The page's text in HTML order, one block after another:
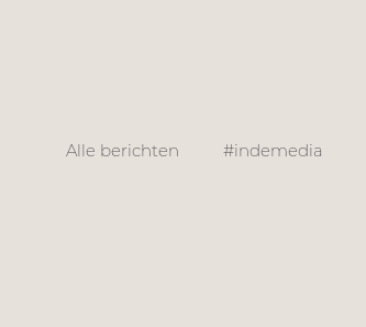
Alle berichten #indemedia